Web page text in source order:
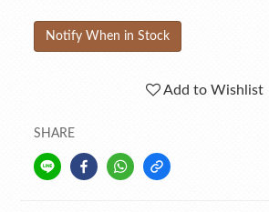
Notify When in Stock
Add to Wishlist
SHARE